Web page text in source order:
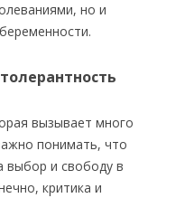
но и
вызывает много
понимать, что
выбор и свободу в
критика и